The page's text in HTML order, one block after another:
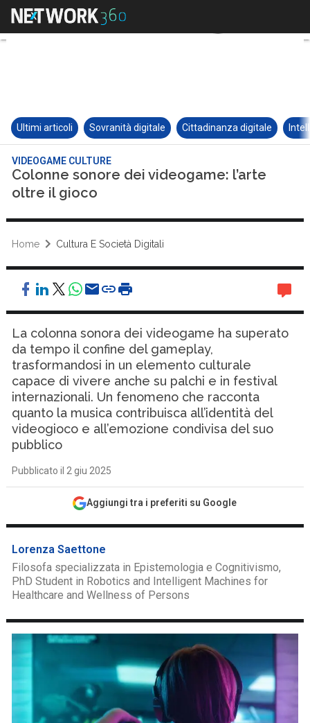
Ultimi articoli Sovranità digitale Cittadinanza digitale
VIDEOGAME CULTURE
Colonne sonore dei videogame: l’arte
oltre il gioco
Home Cultura E Società Digitali
La colonna sonora dei videogame ha superato
da tempo il confine del gameplay,
trasformandosi in un elemento culturale
capace di vivere anche su palchi e in festival
internazionali. Un fenomeno che racconta
quanto la musica contribuisca all’identità del
videogioco e all’emozione condivisa del suo
pubblico
Pubblicato il 2 giu 2025
Aggiungi tra i preferiti su Google
Lorenza Saettone
Filosofa specializzata in Epistemologia e Cognitivismo,
PhD Student in Robotics and Intelligent Machines for
Healthcare and Wellness of Persons